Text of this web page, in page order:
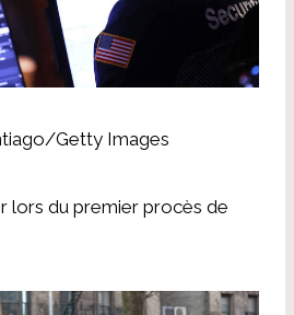
Getty Images
lors du premier procès de